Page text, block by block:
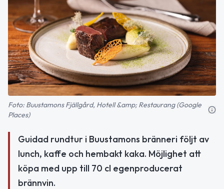
Foto: Buustamons Fjällgård, Hotell &amp; Restaurang (Google
Places)
Guidad rundtur i Buustamons bränneri följt av
lunch, kaffe och hembakt kaka. Möjlighet att
köpa med upp till 70 cl egenproducerat
brännvin.